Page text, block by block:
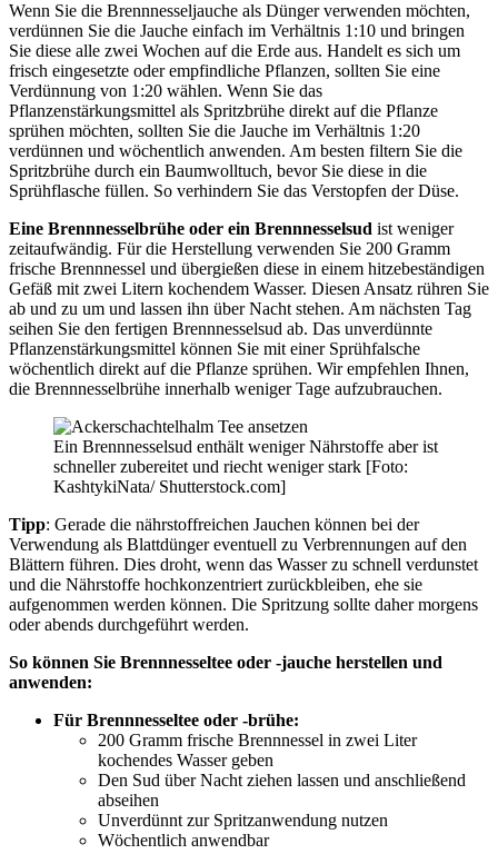
Wenn Sie die Brennnesseljauche als Dünger verwenden möchten,
verdünnen Sie die Jauche einfach im Verhältnis 1:10 und bringen
Sie diese alle zwei Wochen auf die Erde aus. Handelt es sich um
frisch eingesetzte oder empfindliche Pflanzen, sollten Sie eine
Verdünnung von 1:20 wählen. Wenn Sie das
Pflanzenstärkungsmittel als Spritzbrühe direkt auf die Pflanze
sprühen möchten, sollten Sie die Jauche im Verhältnis 1:20
verdünnen und wöchentlich anwenden. Am besten filtern Sie die
Spritzbrühe durch ein Baumwolltuch, bevor Sie diese in die
Sprühflasche füllen. So verhindern Sie das Verstopfen der Düse.
Eine Brennnesselbrühe oder ein Brennnesselsud ist weniger
zeitaufwändig. Für die Herstellung verwenden Sie 200 Gramm
frische Brennnessel und übergießen diese in einem hitzebeständigen
Gefäß mit zwei Litern kochendem Wasser. Diesen Ansatz rühren Sie
ab und zu um und lassen ihn über Nacht stehen. Am nächsten Tag
seihen Sie den fertigen Brennnesselsud ab. Das unverdünnte
Pflanzenstärkungsmittel können Sie mit einer Sprühfalsche
wöchentlich direkt auf die Pflanze sprühen. Wir empfehlen Ihnen,
die Brennnesselbrühe innerhalb weniger Tage aufzubrauchen.
Ein Brennnesselsud enthält weniger Nährstoffe aber ist
schneller zubereitet und riecht weniger stark [Foto:
KashtykiNata/ Shutterstock.com]
Tipp: Gerade die nährstoffreichen Jauchen können bei der
Verwendung als Blattdünger eventuell zu Verbrennungen auf den
Blättern führen. Dies droht, wenn das Wasser zu schnell verdunstet
und die Nährstoffe hochkonzentriert zurückbleiben, ehe sie
aufgenommen werden können. Die Spritzung sollte daher morgens
oder abends durchgeführt werden.
So können Sie Brennnesseltee oder -jauche herstellen und
anwenden:
Für Brennnesseltee oder -brühe:
200 Gramm frische Brennnessel in zwei Liter
kochendes Wasser geben
Den Sud über Nacht ziehen lassen und anschließend
abseihen
Unverdünnt zur Spritzanwendung nutzen
Wöchentlich anwendbar